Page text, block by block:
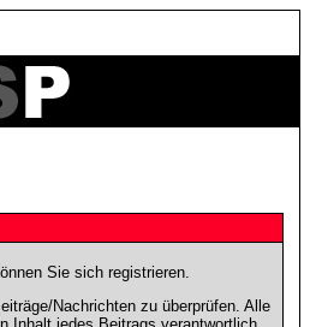
Sie sich registrieren.
Nachrichten zu überprüfen. Alle